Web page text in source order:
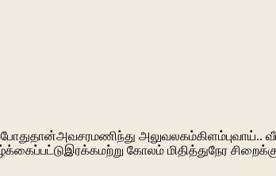
அலுவலகம்கிளம்புவாய்..
கோலம் மிதித்துநேர